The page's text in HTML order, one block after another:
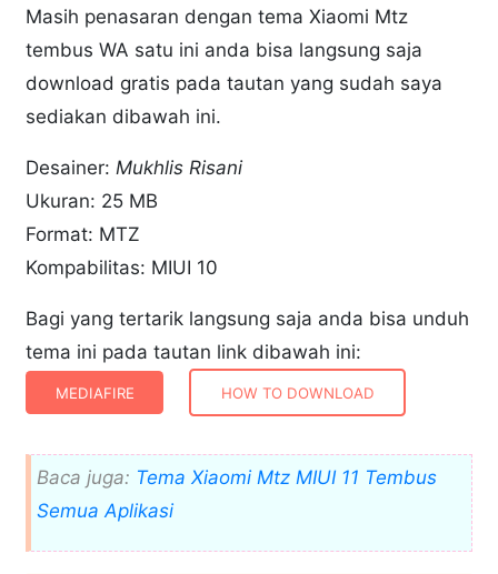
Masih penasaran dengan tema Xiaomi Mtz
tembus WA satu ini anda bisa langsung saja
download gratis pada tautan yang sudah saya
sediakan dibawah ini.
Desainer: Mukhlis Risani
Ukuran: 25 MB
Format: MTZ
Kompabilitas: MIUI 10
Bagi yang tertarik langsung saja anda bisa unduh
tema ini pada tautan link dibawah ini:
MEDIAFIRE HOW TO DOWNLOAD
Baca juga: Tema Xiaomi Mtz MIUI 11 Tembus
Semua Aplikasi